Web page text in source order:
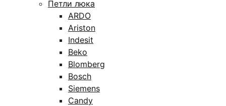
Петли люка
ARDO
Ariston
Indesit
Beko
Blomberg
Bosch
Siemens
Candy